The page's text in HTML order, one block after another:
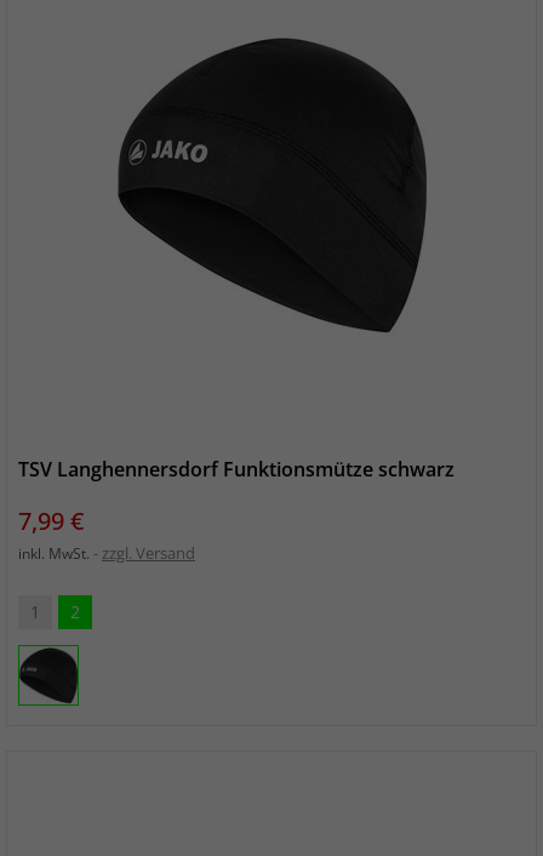
TSV Langhennersdorf Funktionsmütze schwarz
Preis
7,99 €
inkl. MwSt. zzgl. Versand
1 2